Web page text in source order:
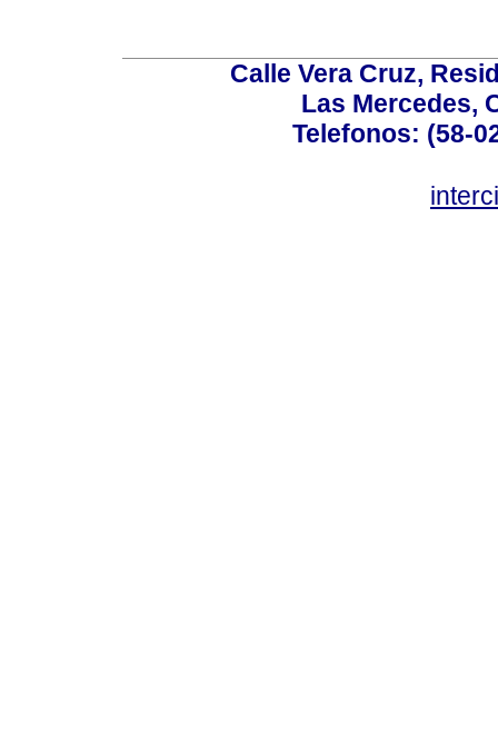
Calle Vera Cruz,
Las Mercedes,
Telefonos: (58-